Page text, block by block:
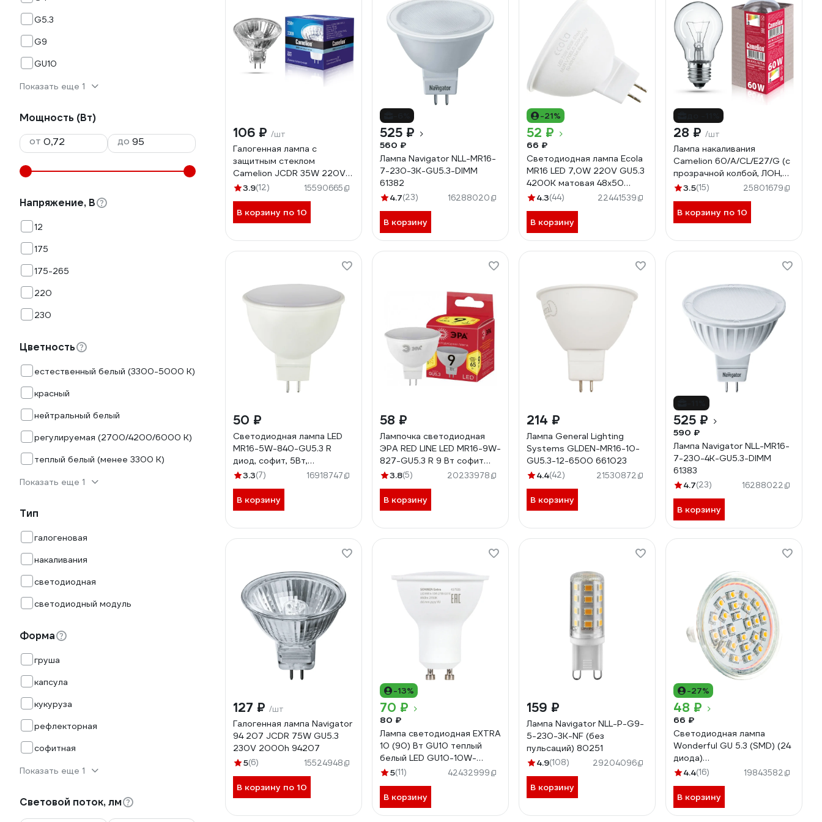
G5.3
G9
GU10
Показать еще 1
Мощность (Вт)
от
до
Напряжение, В
12
175
175-265
220
230
Цветность
естественный белый (3300-5000 К)
красный
нейтральный белый
регулируемая (2700/4200/6000 К)
теплый белый (менее 3300 К)
Показать еще 1
Тип
галогеновая
накаливания
светодиодная
светодиодный модуль
Форма
груша
капсула
кукуруза
рефлекторная
софитная
Показать еще 1
Световой поток, лм
106 ₽ /шт
Галогенная лампа с
защитным стеклом
Camelion JCDR 35W 220V
50mm 1952
3.9(12) 15590665
В корзину по 10
525 ₽
560 ₽
Лампа Navigator NLL-MR16-
7-230-3K-GU5.3-DIMM
61382
4.7(23) 16288020
В корзину
-21%
52 ₽
66 ₽
Светодиодная лампа Ecola
MR16 LED 7,0W 220V GU5.3
4200K матовая 48x50
M2RV70ELC
4.3(44) 22441539
В корзину
28 ₽ /шт
Лампа накаливания
Camelion 60/A/CL/E27/G (с
прозрачной колбой, ЛОН,
ГОФРА, Б230-60-6) 15042
3.5(15) 25801679
В корзину по 10
50 ₽
Светодиодная лампа LED
MR16-5W-840-GU5.3 R
диод, софит, 5Вт,
нейтральный свет, GU5.3
3.3(7) 16918747
В корзину
58 ₽
Лампочка светодиодная
ЭРА RED LINE LED MR16-9W-
827-GU5.3 R 9 Вт софит
теплый белый свет,
3.8(5) 20233978
В корзину
214 ₽
Лампа General Lighting
Systems GLDEN-MR16-10-
GU5.3-12-6500 661023
4.4(42) 21530872
В корзину
525 ₽
590 ₽
Лампа Navigator NLL-MR16-
7-230-4K-GU5.3-DIMM
61383
4.7(23) 16288022
В корзину
127 ₽ /шт
Галогенная лампа Navigator
94 207 JCDR 75W GU5.3
230V 2000h 94207
5(6) 15524948
В корзину по 10
-13%
70 ₽
80 ₽
Лампа светодиодная EXTRA
10 (90) Вт GU10 теплый
белый LED GU10-10W-
2700, SONNEN 457926
5(11) 42432999
В корзину
159 ₽
Лампа Navigator NLL-P-G9-
5-230-3K-NF (без
пульсаций) 80251
4.9(108) 29204096
В корзину
-27%
48 ₽
66 ₽
Светодиодная лампа
Wonderful GU 5.3 (SMD) (24
диода)
2W/220V/MR16/2700K
4.4(16) 19843582
В корзину